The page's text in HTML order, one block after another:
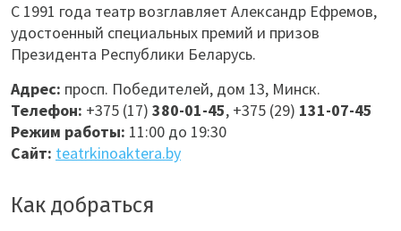
С 1991 года театр возглавляет Александр Ефремов,
удостоенный специальных премий и призов
Президента Республики Беларусь.
Адрес: просп. Победителей, дом 13, Минск.
Телефон: +375 (17) 380-01-45, +375 (29) 131-07-45
Режим работы: 11:00 до 19:30
Сайт: teatrkinoaktera.by
Как добраться